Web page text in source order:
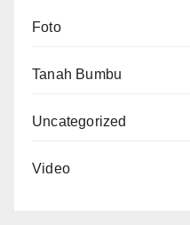
Foto
Tanah Bumbu
Uncategorized
Video